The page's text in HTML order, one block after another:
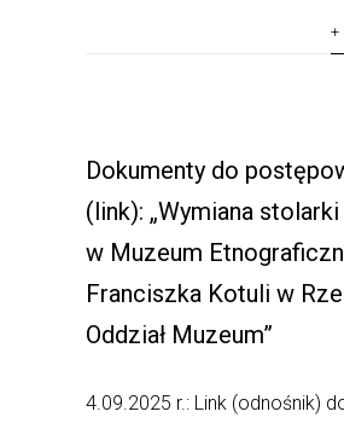
+
Dokumenty do
(link): „Wymiana
w Muzeum
Franciszka Kotuli w
Oddział Muzeum”
4.09.2025 r.: Link (odnośnik)